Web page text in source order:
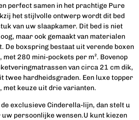
perfect samen in het prachtige Pure
het stijlvolle ontwerp wordt dit bed
van uw slaapkamer. Dit bed is niet
maar ook gemaakt van materialen
De boxspring bestaat uit verende boxen
met 280 mini-pockets per m². Bovenop
van circa 21 cm dik,
twee hardheidsgraden. Een luxe topper
met keuze uit drie varianten.
exclusieve Cinderella-lijn, dan stelt u
uw persoonlijke wensen.U kunt kiezen